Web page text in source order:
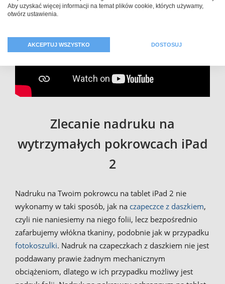
Zlecanie nadruku na
wytrzymałych pokrowcach iPad
2
Nadruku na Twoim pokrowcu na tablet iPad 2 nie
wykonamy w taki sposób, jak na czapeczce z daszkiem,
czyli nie naniesiemy na niego folii, lecz bezpośrednio
zafarbujemy włókna tkaniny, podobnie jak w przypadku
fotokoszulki. Nadruk na czapeczkach z daszkiem nie jest
poddawany prawie żadnym mechanicznym
obciążeniom, dlatego w ich przypadku możliwy jest
Aby uzyskać więcej informacji na temat plików cookie, których używamy,
otwórz ustawienia.
AKCEPTUJ WSZYSTKO DOSTOSUJ